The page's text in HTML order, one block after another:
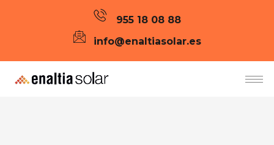
955 18 08 88
info@enaltiasolar.es